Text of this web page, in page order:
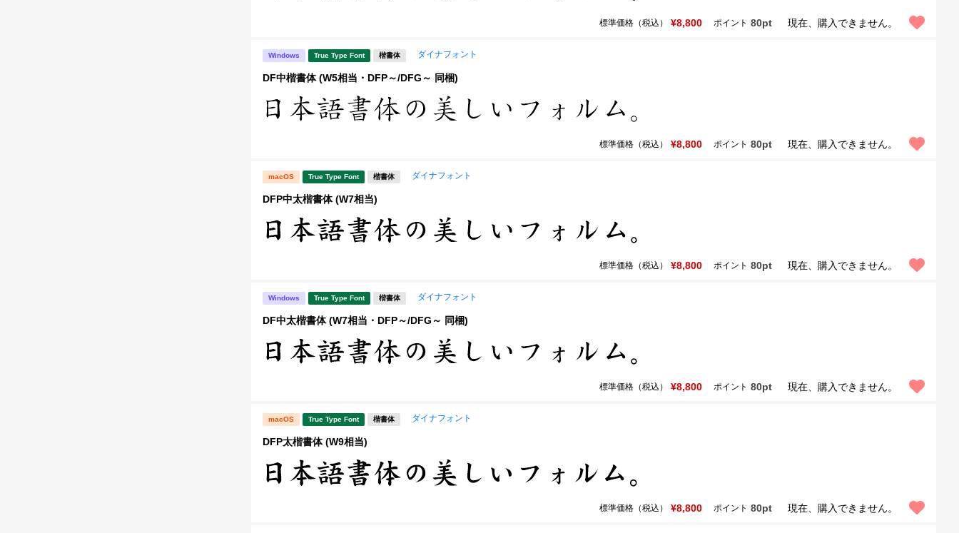
標準価格（税込） ¥8,800 ポイント 80pt 現在、購入できません。
Windows True Type Font 楷書体 ダイナフォント
DF中楷書体 (W5相当・DFP～/DFG～ 同梱)
標準価格（税込） ¥8,800 ポイント 80pt 現在、購入できません。
macOS True Type Font 楷書体 ダイナフォント
DFP中太楷書体 (W7相当)
標準価格（税込） ¥8,800 ポイント 80pt 現在、購入できません。
Windows True Type Font 楷書体 ダイナフォント
DF中太楷書体 (W7相当・DFP～/DFG～ 同梱)
標準価格（税込） ¥8,800 ポイント 80pt 現在、購入できません。
macOS True Type Font 楷書体 ダイナフォント
DFP太楷書体 (W9相当)
標準価格（税込） ¥8,800 ポイント 80pt 現在、購入できません。